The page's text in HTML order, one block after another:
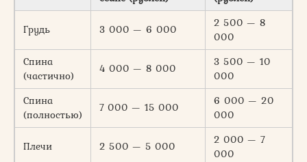
Грудь 3 000 — 6 000
2 500 — 8
000
Спина
(частично)
4 000 — 8 000
3 500 — 10
000
Спина
(полностью)
7 000 — 15 000
6 000 — 20
000
Плечи 2 500 — 5 000
2 000 — 7
000